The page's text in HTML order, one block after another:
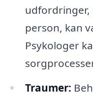
udfordringer,
person, kan
Psykologer
Traumer: